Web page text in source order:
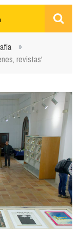
»
revistas'